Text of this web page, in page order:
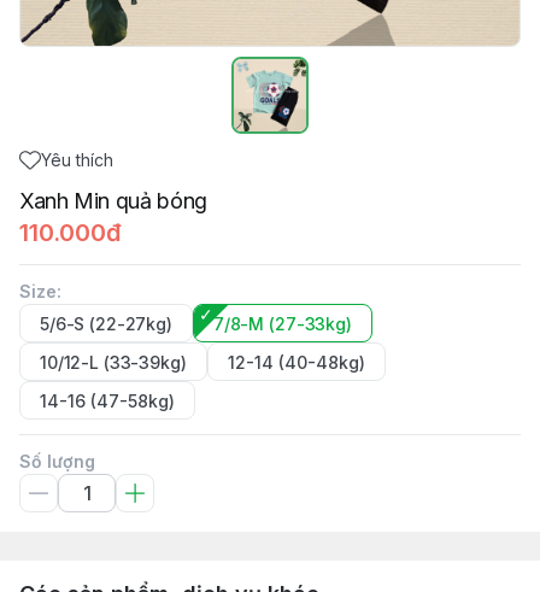
Yêu thích
Xanh Min quả bóng
110.000đ
Size:
5/6-S (22-27kg)
7/8-M (27-33kg)
10/12-L (33-39kg)
12-14 (40-48kg)
14-16 (47-58kg)
Số lượng